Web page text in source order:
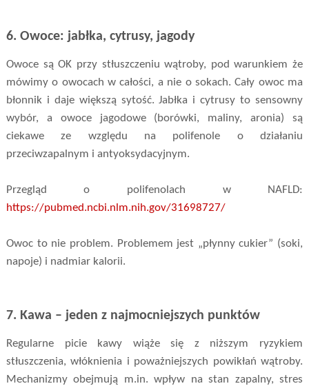
6. Owoce: jabłka, cytrusy, jagody
Owoce są OK przy stłuszczeniu wątroby, pod warunkiem że
mówimy o owocach w całości, a nie o sokach. Cały owoc ma
błonnik i daje większą sytość. Jabłka i cytrusy to sensowny
wybór, a owoce jagodowe (borówki, maliny, aronia) są
ciekawe ze względu na polifenole o działaniu
przeciwzapalnym i antyoksydacyjnym.
Przegląd o polifenolach w NAFLD:
https://pubmed.ncbi.nlm.nih.gov/31698727/
Owoc to nie problem. Problemem jest „płynny cukier” (soki,
napoje) i nadmiar kalorii.
7. Kawa – jeden z najmocniejszych punktów
Regularne picie kawy wiąże się z niższym ryzykiem
stłuszczenia, włóknienia i poważniejszych powikłań wątroby.
Mechanizmy obejmują m.in. wpływ na stan zapalny, stres